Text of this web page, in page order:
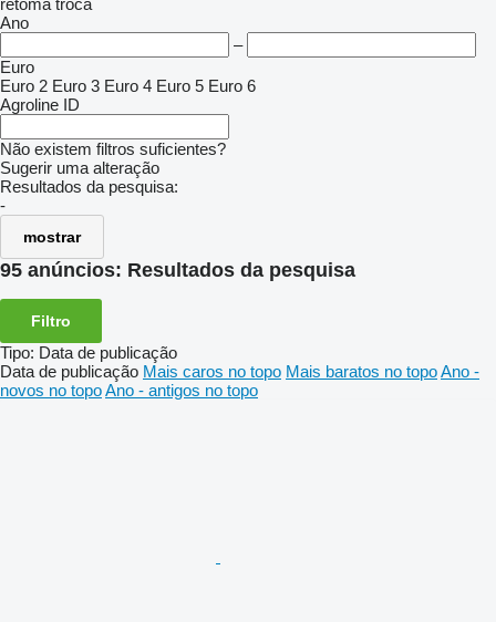
retoma troca
Ano
–
Euro
Euro 2 Euro 3 Euro 4 Euro 5 Euro 6
Agroline ID
Não existem filtros suficientes?
Sugerir uma alteração
Resultados da pesquisa:
-
mostrar
95 anúncios: Resultados da pesquisa
Filtro
Tipo: Data de publicação
Data de publicação Mais caros no topo Mais baratos no topoAno -
novos no topoAno - antigos no topo